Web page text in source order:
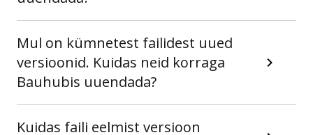
Mul on kümnetest failidest uued
versioonid. Kuidas neid korraga
Bauhubis uuendada?
Kuidas faili eelmist versioon